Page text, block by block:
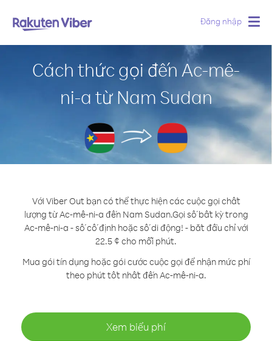
Đăng nhập
Cách thức gọi đến Ac-mê-
ni-a từ Nam Sudan
Với Viber Out bạn có thể thực hiện các cuộc gọi chất
lượng từ Ac-mê-ni-a đến Nam Sudan.Gọi số bất kỳ trong
Ac-mê-ni-a - số cố định hoặc số di động! - bắt đầu chỉ với
22.5 ¢ cho mỗi phút.
Mua gói tín dụng hoặc gói cước cuộc gọi để nhận mức phí
theo phút tốt nhất đến Ac-mê-ni-a.
Xem biểu phí